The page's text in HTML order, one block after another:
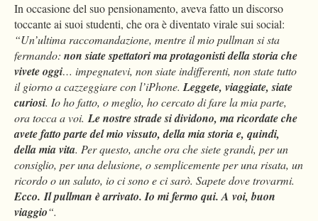
In occasione del suo pensionamento, aveva fatto un discorso
toccante ai suoi studenti, che ora è diventato virale sui social:
“Un’ultima raccomandazione, mentre il mio pullman si sta
fermando: non siate spettatori ma protagonisti della storia che
vivete oggi… impegnatevi, non siate indifferenti, non state tutto
il giorno a cazzeggiare con l’iPhone.Leggete, viaggiate, siate
curiosi. Io ho fatto, o meglio, ho cercato di fare la mia parte,
ora tocca a voi.Le nostre strade si dividono, ma ricordate che
avete fatto parte del mio vissuto, della mia storia e, quindi,
della mia vita. Per questo, anche ora che siete grandi, per un
consiglio, per una delusione, o semplicemente per una risata, un
ricordo o un saluto, io ci sono e ci sarò. Sapete dove trovarmi.
Ecco. Il pullman è arrivato. Io mi fermo qui. A voi, buon
viaggio“.